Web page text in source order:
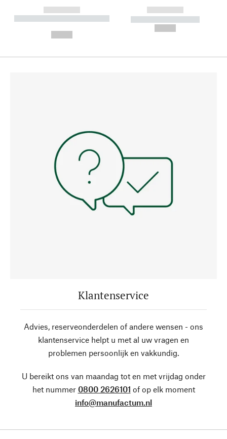
------------
----------- ----------- --------
------------
----------- -----------
Klantenservice
Advies, reserveonderdelen of andere wensen - ons
klantenservice helpt u met al uw vragen en
problemen persoonlijk en vakkundig.
U bereikt ons van maandag tot en met vrijdag onder
het nummer 0800 2626101 of op elk moment
info@manufactum.nl